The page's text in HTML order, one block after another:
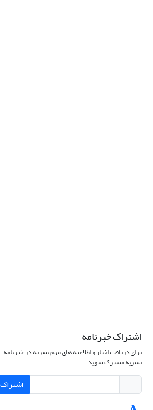
اشتراک خبرنامه
برای دریافت اخبار و اطلاعیه های مهم نشریه در خبرنامه
نشریه مشترک شوید.
اشتراک